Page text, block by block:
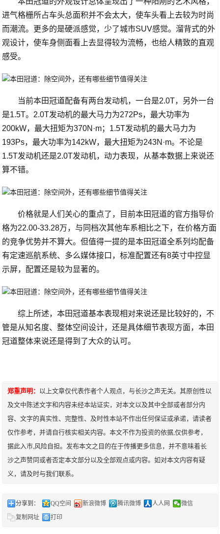
进气格栅所占车头总面积并不会太大，使车头看上去较为时尚
而潮流。更多的是硬派感觉，少了城市SUV感觉。溜背式的外
观设计，使车身侧面看上去显得较为流畅，也给人精致的直观
感受。
当前本田冠道配备有两台发动机，一台是2.0T，另外一台
是1.5T。2.0T发动机的最大马力为272Ps，最大功率为
200kW，最大扭矩为370N·m；1.5T发动机的最大马力为
193Ps，最大功率为142kW，最大扭矩为243N·m。不论是
1.5T发动机还是2.0T发动机，动力表现，从基本数据上来说还
算不错。
价格就是人们关心的重点了，目前本田冠道的官方指导价
格为22.00-33.28万，与同档次其他车系相比之下，在价格方面
的竞争优势并不算大。但值得一提的是本田冠道全系列均配备
有定速巡航系统、多么媒体接口，标准配置还有8英寸中控显
示屏，配置还是较为显著的。
综上所述，本田冠道基本表现相对来说还是比较好的，不
管是从知名度、整体空间设计，还是具体细节表现方面，本田
冠道整体来说还是得到了大众的认可。
郑重声明： 以上文章仅代表作者个人观点，与长沙之声无关。其原创性以
及文中陈述文字和内容未经本站证实，对本文以及其中全部或者部分内
容、文字的真实性、完整性、及时性本站不作出任何保证或承诺，请读者
仅作参考，并请自行核实相关内容。本文不作为投资的依据,仅供参考，
据此入市,风险自担。发布本文之目的在于传播更多信息，并不意味着长
沙之声赞同或者否定本文部分以及全部观点或内容。如对本文内容有疑
义，请及时与我们联系。
分享到： QQ空间 新浪微博 腾讯微博 人人网
微信
复制网址
打印